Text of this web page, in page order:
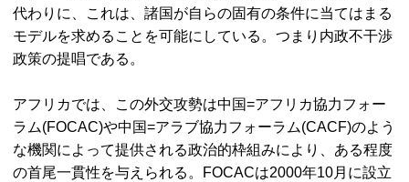
代わりに、これは、諸国が自らの固有の条件に当てはまる
モデルを求めることを可能にしている。つまり内政不干渉
政策の提唱である。
アフリカでは、この外交攻勢は中国=アフリカ協力フォー
ラム(FOCAC)や中国=アラブ協力フォーラム(CACF)のよう
な機関によって提供される政治的枠組みにより、ある程度
の首尾一貫性を与えられる。FOCACは2000年10月に設立